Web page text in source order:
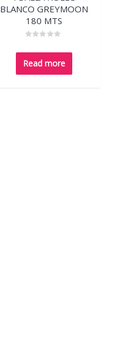
BLANCO GREYMOON
180 MTS
0
out
of
5
Read more